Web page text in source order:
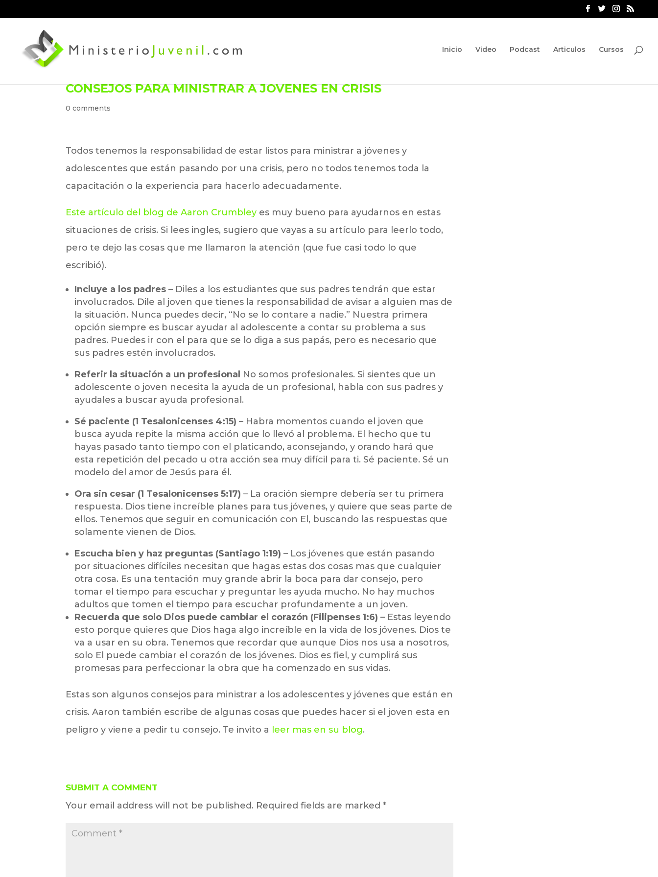
Inicio Video Podcast Articulos Cursos
CONSEJOS PARA MINISTRAR A JÓVENES EN CRISIS
0 comments
Todos tenemos la responsabilidad de estar listos para ministrar a jóvenes y
adolescentes que están pasando por una crisis, pero no todos tenemos toda la
capacitación o la experiencia para hacerlo adecuadamente.
Este artículo del blog de Aaron Crumbley es muy bueno para ayudarnos en estas
situaciones de crisis. Si lees ingles, sugiero que vayas a su artículo para leerlo todo,
pero te dejo las cosas que me llamaron la atención (que fue casi todo lo que
escribió).
Incluye a los padres – Diles a los estudiantes que sus padres tendrán que estar
involucrados. Dile al joven que tienes la responsabilidad de avisar a alguien mas de
la situación. Nunca puedes decir, “No se lo contare a nadie.” Nuestra primera
opción siempre es buscar ayudar al adolescente a contar su problema a sus
padres. Puedes ir con el para que se lo diga a sus papás, pero es necesario que
sus padres estén involucrados.
Referir la situación a un profesional No somos profesionales. Si sientes que un
adolescente o joven necesita la ayuda de un profesional, habla con sus padres y
ayudales a buscar ayuda profesional.
Sé paciente (1 Tesalonicenses 4:15) – Habra momentos cuando el joven que
busca ayuda repite la misma acción que lo llevó al problema. El hecho que tu
hayas pasado tanto tiempo con el platicando, aconsejando, y orando hará que
esta repetición del pecado u otra acción sea muy difícil para ti. Sé paciente. Sé un
modelo del amor de Jesús para él.
Ora sin cesar (1 Tesalonicenses 5:17) – La oración siempre debería ser tu primera
respuesta. Dios tiene increíble planes para tus jóvenes, y quiere que seas parte de
ellos. Tenemos que seguir en comunicación con El, buscando las respuestas que
solamente vienen de Dios.
Escucha bien y haz preguntas (Santiago 1:19) – Los jóvenes que están pasando
por situaciones difíciles necesitan que hagas estas dos cosas mas que cualquier
otra cosa. Es una tentación muy grande abrir la boca para dar consejo, pero
tomar el tiempo para escuchar y preguntar les ayuda mucho. No hay muchos
adultos que tomen el tiempo para escuchar profundamente a un joven.
Recuerda que solo Dios puede cambiar el corazón (Filipenses 1:6) – Estas leyendo
esto porque quieres que Dios haga algo increíble en la vida de los jóvenes. Dios te
va a usar en su obra. Tenemos que recordar que aunque Dios nos usa a nosotros,
solo El puede cambiar el corazón de los jóvenes. Dios es fiel, y cumplirá sus
promesas para perfeccionar la obra que ha comenzado en sus vidas.
Estas son algunos consejos para ministrar a los adolescentes y jóvenes que están en
crisis. Aaron también escribe de algunas cosas que puedes hacer si el joven esta en
peligro y viene a pedir tu consejo. Te invito a leer mas en su blog.
SUBMIT A COMMENT
Your email address will not be published. Required fields are marked*